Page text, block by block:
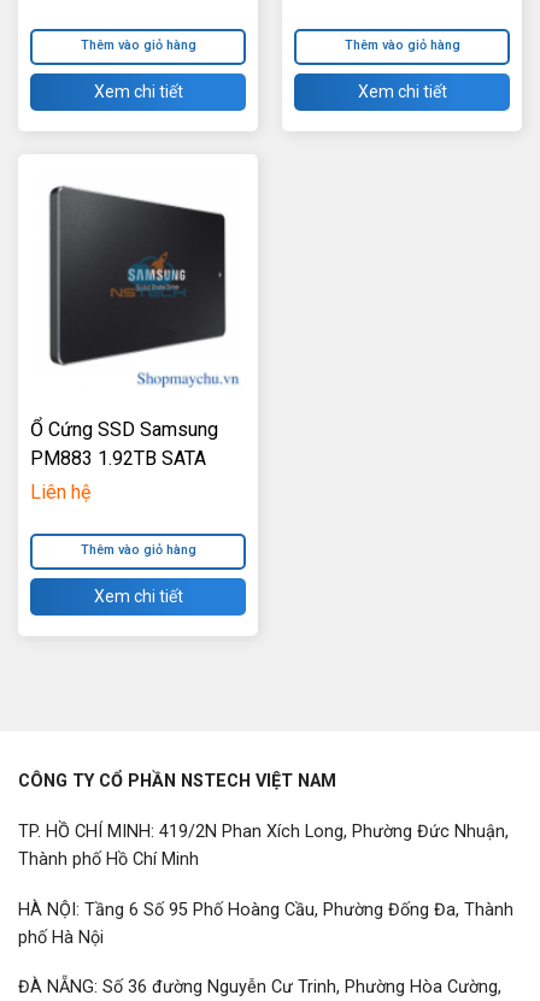
Thêm vào giỏ hàng
Xem chi tiết
Thêm vào giỏ hàng
Xem chi tiết
Ổ Cứng SSD Samsung
PM883 1.92TB SATA
6Gb/S V4 TLC VNAND
Liên hệ
Thêm vào giỏ hàng
Xem chi tiết
CÔNG TY CỔ PHẦN NSTECH VIỆT NAM
TP. HỒ CHÍ MINH: 419/2N Phan Xích Long, Phường Đức Nhuận,
Thành phố Hồ Chí Minh
HÀ NỘI: Tầng 6 Số 95 Phố Hoàng Cầu, Phường Đống Đa, Thành
phố Hà Nội
ĐÀ NẴNG: Số 36 đường Nguyễn Cư Trinh, Phường Hòa Cường,